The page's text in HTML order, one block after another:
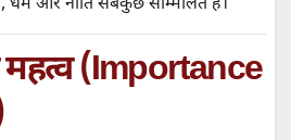
धर्म और नीति सबकुछ सम्मिलित है।
महत्व (Importance